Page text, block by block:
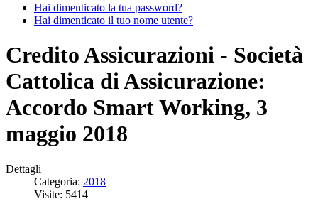
Hai dimenticato la tua password?
Hai dimenticato il tuo nome utente?
Credito Assicurazioni - Società
Cattolica di Assicurazione:
Accordo Smart Working, 3
maggio 2018
Dettagli
Categoria: 2018
Visite: 5414